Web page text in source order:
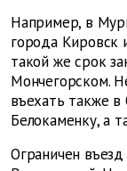
Например, в
города Кировск
такой же срок
Мончегорском.
въехать также в
Белокаменку, а
Ограничен